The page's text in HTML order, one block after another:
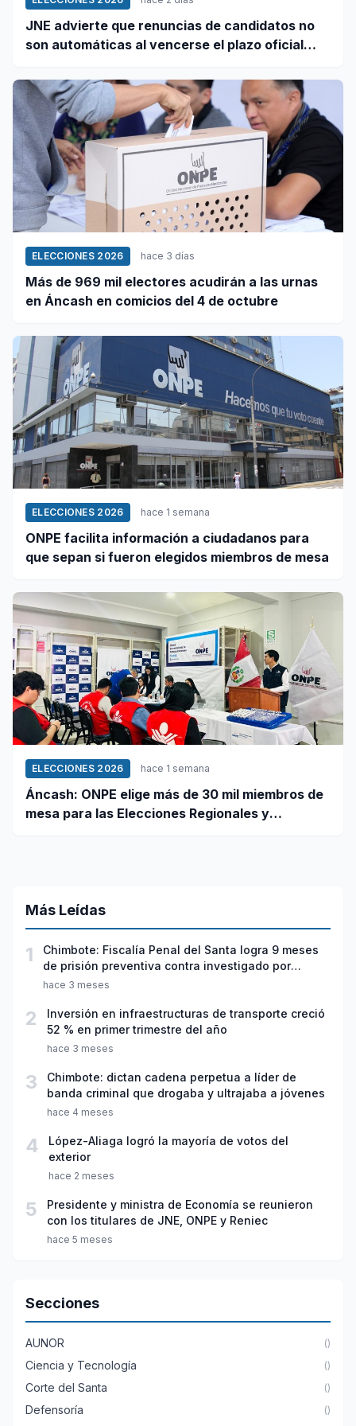
JNE advierte que renuncias de candidatos no
son automáticas al vencerse el plazo oficial
ELECCIONES 2026 hace 3 días
Más de 969 mil electores acudirán a las urnas
en Áncash en comicios del 4 de octubre
ELECCIONES 2026 hace 1 semana
ONPE facilita información a ciudadanos para
que sepan si fueron elegidos miembros de mesa
ELECCIONES 2026 hace 1 semana
Áncash: ONPE elige más de 30 mil miembros de
mesa para las Elecciones Regionales y
Más Leídas
1
Chimbote: Fiscalía Penal del Santa logra 9 meses
de prisión preventiva contra investigado por
violación sexual y tentativa de feminicidio
hace 3 meses
2
Inversión en infraestructuras de transporte creció
52 % en primer trimestre del año
hace 3 meses
3
Chimbote: dictan cadena perpetua a líder de
banda criminal que drogaba y ultrajaba a jóvenes
hace 4 meses
4
López-Aliaga logró la mayoría de votos del
exterior
hace 2 meses
5
Presidente y ministra de Economía se reunieron
con los titulares de JNE, ONPE y Reniec
hace 5 meses
Secciones
AUNOR ()
Ciencia y Tecnología ()
Corte del Santa ()
Defensoría ()